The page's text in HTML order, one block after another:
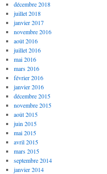
décembre 2018
juillet 2018
janvier 2017
novembre 2016
août 2016
juillet 2016
mai 2016
mars 2016
février 2016
janvier 2016
décembre 2015
novembre 2015
août 2015
juin 2015
mai 2015
avril 2015
mars 2015
septembre 2014
janvier 2014